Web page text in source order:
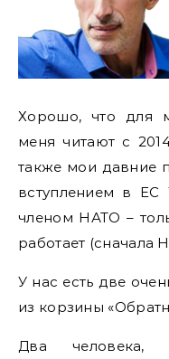
Хорошо, что для
меня читают с
также мои давние
вступлением в ЕС
членом НАТО –
работает (сначала
У нас есть две
из корзины
Два человека,